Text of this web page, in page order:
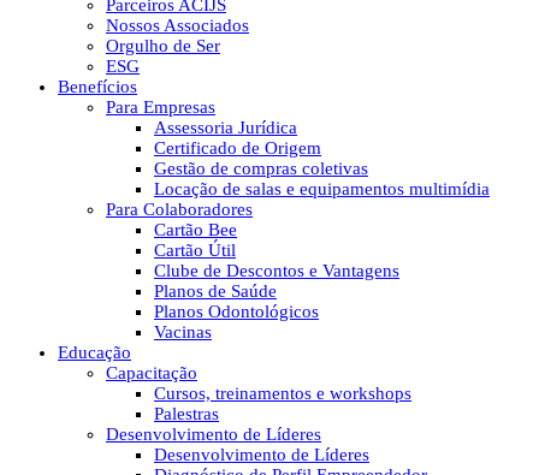
Parceiros ACIJS
Nossos Associados
Orgulho de Ser
ESG
Benefícios
Para Empresas
Assessoria Jurídica
Certificado de Origem
Gestão de compras coletivas
Locação de salas e equipamentos multimídia
Para Colaboradores
Cartão Bee
Cartão Útil
Clube de Descontos e Vantagens
Planos de Saúde
Planos Odontológicos
Vacinas
Educação
Capacitação
Cursos, treinamentos e workshops
Palestras
Desenvolvimento de Líderes
Desenvolvimento de Líderes